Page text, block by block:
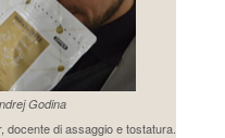
Godina
docente di assaggio e tostatura.